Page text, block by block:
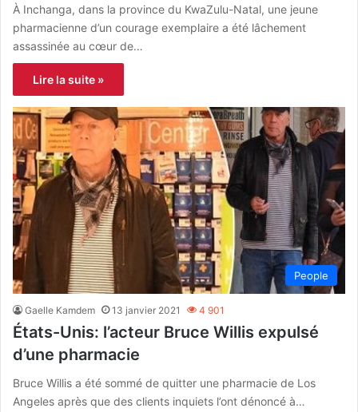
À Inchanga, dans la province du KwaZulu-Natal, une jeune
pharmacienne d’un courage exemplaire a été lâchement
assassinée au cœur de…
Lire la suite »
People
Gaelle Kamdem 13 janvier 2021 4 901
États-Unis: l’acteur Bruce Willis expulsé
d’une pharmacie
Bruce Willis a été sommé de quitter une pharmacie de Los
Angeles après que des clients inquiets l’ont dénoncé à…